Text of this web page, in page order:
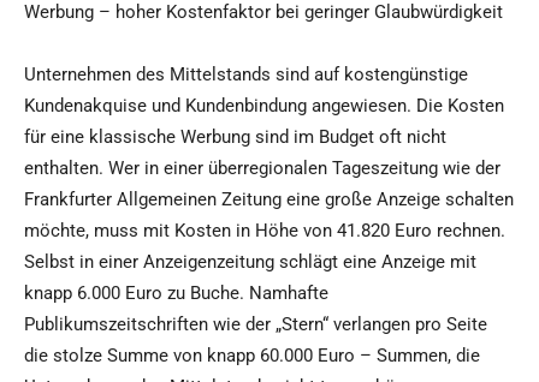
Werbung – hoher Kostenfaktor bei geringer Glaubwürdigkeit
Unternehmen des Mittelstands sind auf kostengünstige
Kundenakquise und Kundenbindung angewiesen. Die Kosten
für eine klassische Werbung sind im Budget oft nicht
enthalten. Wer in einer überregionalen Tageszeitung wie der
Frankfurter Allgemeinen Zeitung eine große Anzeige schalten
möchte, muss mit Kosten in Höhe von 41.820 Euro rechnen.
Selbst in einer Anzeigenzeitung schlägt eine Anzeige mit
knapp 6.000 Euro zu Buche. Namhafte
Publikumszeitschriften wie der „Stern“ verlangen pro Seite
die stolze Summe von knapp 60.000 Euro – Summen, die